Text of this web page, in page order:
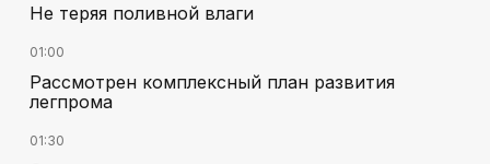
Не теряя поливной влаги
01:00
Рассмотрен комплексный план развития
легпрома
01:30